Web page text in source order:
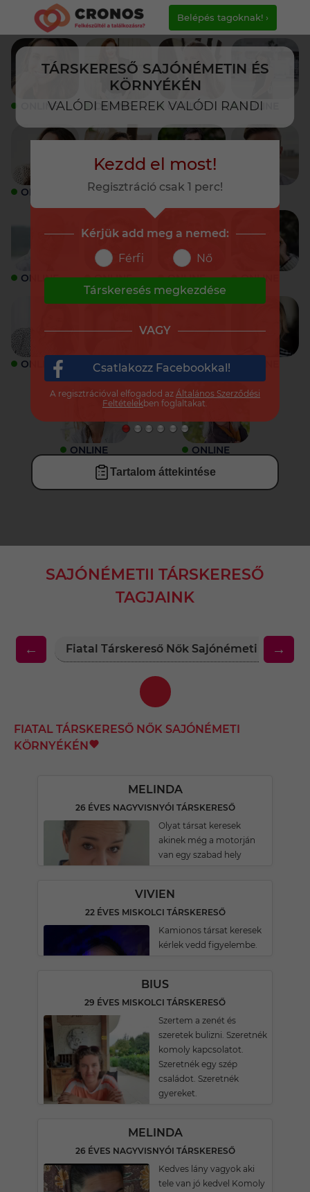
TÁRSKERESŐ SAJÓNÉMETIN ÉS
KÖRNYÉKÉN
VALÓDI EMBEREK VALÓDI RANDI
Belépés tagoknak! ›
ONLINE ONLINE ONLINE ONLINE
ONLINE ONLINE ONLINE
ONLINE ONLINE ONLINE ONLINE
ONLINE ONLINE ONLINE
ONLINE ONLINE
Tartalom áttekintése
SAJÓNÉMETII TÁRSKERESŐ
TAGJAINK
← Fiatal Társkereső Nők Sajónémeti →
FIATAL TÁRSKERESŐ NŐK SAJÓNÉMETI
KÖRNYÉKÉN
MELINDA
26 ÉVES NAGYVISNYÓI TÁRSKERESŐ
Olyat társat keresek
akinek még a motorján
van egy szabad hely
VIVIEN
22 ÉVES MISKOLCI TÁRSKERESŐ
Kamionos társat keresek
kérlek vedd figyelembe.
BIUS
29 ÉVES MISKOLCI TÁRSKERESŐ
Szertem a zenét és
szeretek bulizni. Szeretnék
komoly kapcsolatot.
Szeretnék egy szép
családot. Szeretnék
gyereket.
MELINDA
26 ÉVES NAGYVISNYÓI TÁRSKERESŐ
Kedves lány vagyok aki
tele van jó kedvel Komoly
Kezdd el most!
Regisztráció csak 1 perc!
Kérjük add meg a nemed:
Férfi
Nő
Társkeresés megkezdése
VAGY
Csatlakozz Facebookkal!
A regisztrációval elfogadod az Általános Szerződési
Feltételekben foglaltakat.